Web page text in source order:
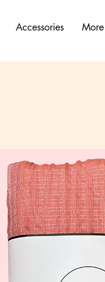
Accessories More